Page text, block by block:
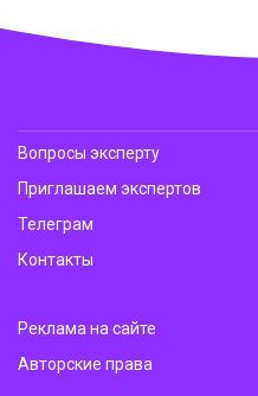
Вопросы эксперту
Приглашаем экспертов
Телеграм
Контакты
Реклама на сайте
Авторские права